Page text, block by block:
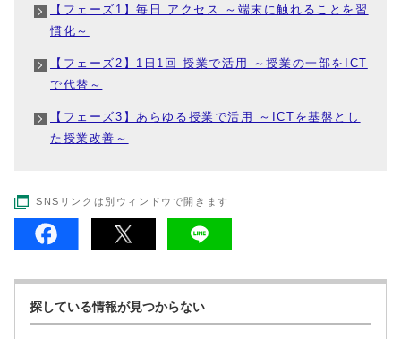
【フェーズ1】毎日 アクセス ～端末に触れることを習
慣化～
【フェーズ2】1日1回 授業で活用 ～授業の一部をICT
で代替～
【フェーズ3】あらゆる授業で活用 ～ICTを基盤とし
た授業改善～
SNSリンクは別ウィンドウで開きます
探している情報が見つからない